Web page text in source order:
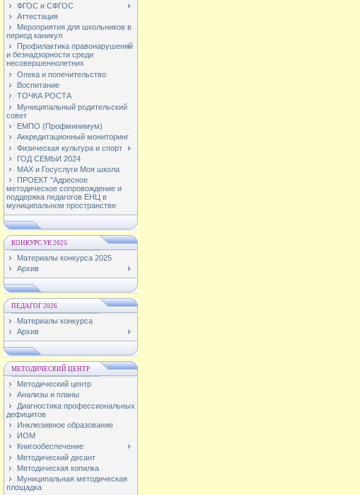
ФГОС и СФГОС
Аттестация
Мероприятия для школьников в
период каникул
Профилактика правонарушений
и безнадзорности среди
несовершеннолетних
Опека и попечительство
Воспитание
ТОЧКА РОСТА
Муниципальный родительский
совет
ЕМПО (Профминимум)
Аккредитационный мониторинг
Физическая культура и спорт
ГОД СЕМЬИ 2024
МАХ и Госуслуги Моя школа
ПРОЕКТ "Адресное
методическое сопровождение и
поддержка педагогов ЕНЦ в
муниципальном пространстве
КОНКУРС УК 2025
Материалы конкурса 2025
Архив
ПЕДАГОГ 2026
Материалы конкурса
Архив
МЕТОДИЧЕСКИЙ ЦЕНТР
Методический центр
Анализы и планы
Диагностика профессиональных
дефицитов
Инклюзивное образование
ИОМ
Книгообеспечение
Методический десант
Методическая копилка
Муниципальная методическая
площадка